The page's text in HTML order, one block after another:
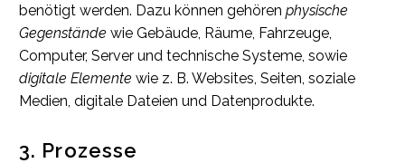
benötigt werden. Dazu können gehören physische
Gegenstände wie Gebäude, Räume, Fahrzeuge,
Computer, Server und technische Systeme, sowie
digitale Elemente wie z. B. Websites, Seiten, soziale
Medien, digitale Dateien und Datenprodukte.
3. Prozesse